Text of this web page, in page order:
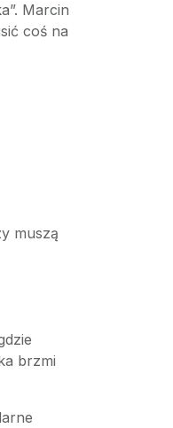
Marcin
coś na
muszą
brzmi